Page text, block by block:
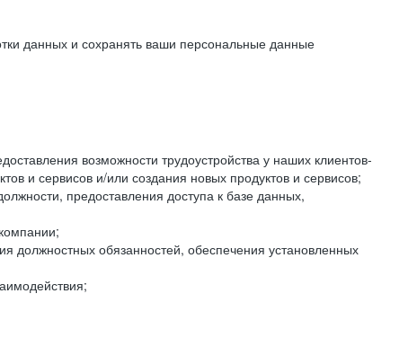
данных и сохранять ваши персональные данные
возможности трудоустройства у наших клиентов-
и сервисов и/или создания новых продуктов и сервисов;
предоставления доступа к базе данных,
должностных обязанностей, обеспечения установленных